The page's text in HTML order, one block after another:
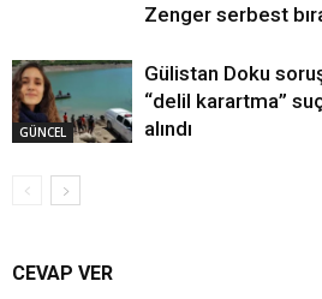
Zenger serbest
GÜNCEL
Gülistan Doku
“delil karartma”
alındı
CEVAP VER